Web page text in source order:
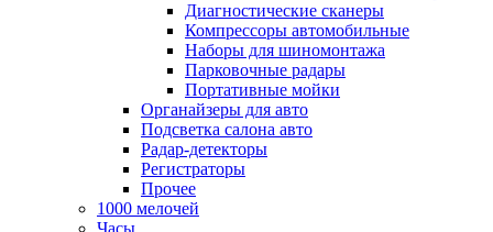
Диагностические сканеры
Компрессоры автомобильные
Наборы для шиномонтажа
Парковочные радары
Портативные мойки
Органайзеры для авто
Подсветка салона авто
Радар-детекторы
Регистраторы
Прочее
1000 мелочей
Часы